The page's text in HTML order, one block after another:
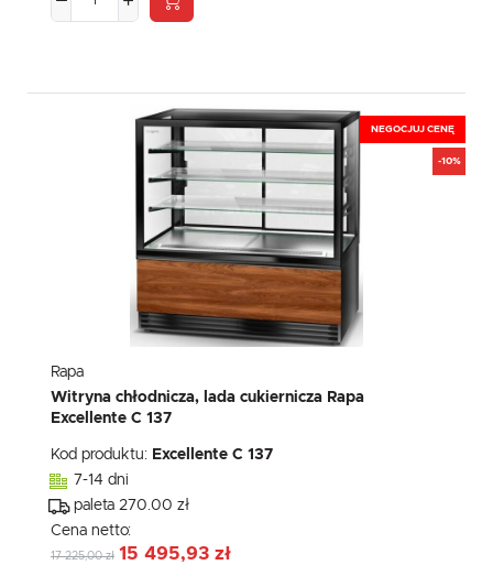
NEGOCJUJ CENĘ
-10%
Rapa
Witryna chłodnicza, lada cukiernicza Rapa
Excellente C 137
Kod produktu: Excellente C 137
7-14 dni
paleta 270.00 zł
Cena netto:
17 225,00 zł 15 495,93 zł